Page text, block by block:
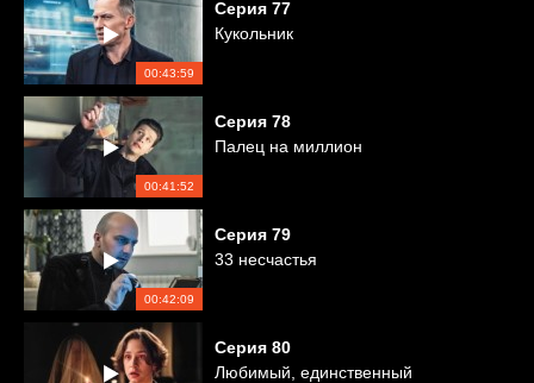
00:43:59
Серия 77
Кукольник
00:41:52
Серия 78
Палец на миллион
00:42:09
Серия 79
33 несчастья
Серия 80
Любимый, единственный